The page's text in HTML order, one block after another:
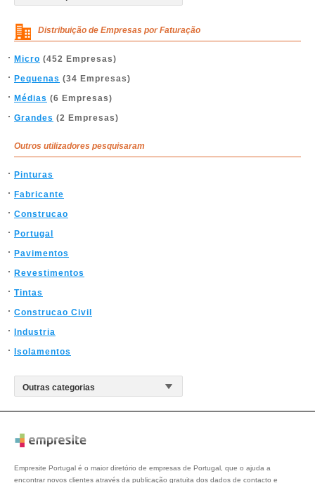
Distribuição de Empresas por Faturação
Micro (452 Empresas)
Pequenas (34 Empresas)
Médias (6 Empresas)
Grandes (2 Empresas)
Outros utilizadores pesquisaram
Pinturas
Fabricante
Construcao
Portugal
Pavimentos
Revestimentos
Tintas
Construcao Civil
Industria
Isolamentos
Empresite Portugal é o maior diretório de empresas de Portugal, que o ajuda a
encontrar novos clientes através da publicação gratuita dos dados de contacto e